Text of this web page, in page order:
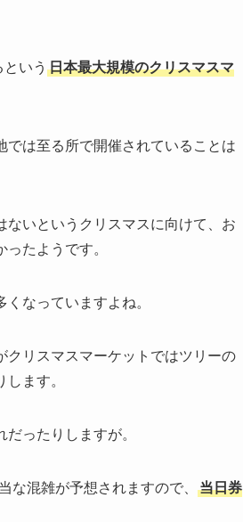
いう 日本最大規模のクリスマスマ
では至る所で開催されていることは
ないというクリスマスに向けて、お
たようです。
なっていますよね。
クリスマスマーケットではツリーの
ます。
ったりしますが。
な混雑が予想されますので、
当日券